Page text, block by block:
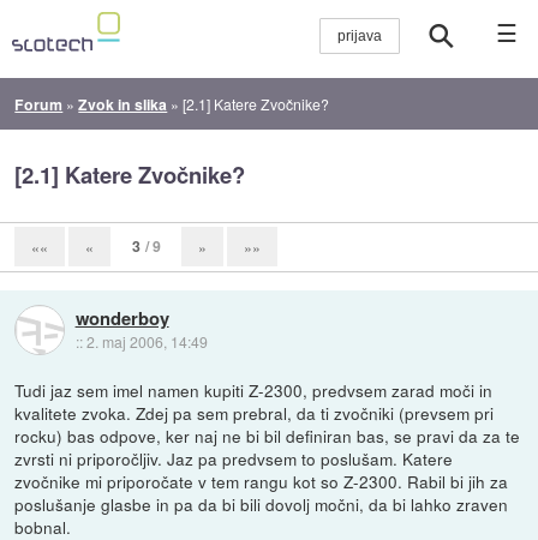
☰
Forum »Zvok in slika »[2.1] Katere Zvočnike?
[2.1] Katere Zvočnike?
«« « 3 / 9 » »»
wonderboy
::2. maj 2006, 14:49
Tudi jaz sem imel namen kupiti Z-2300, predvsem zarad moči in
kvalitete zvoka. Zdej pa sem prebral, da ti zvočniki (prevsem pri
rocku) bas odpove, ker naj ne bi bil definiran bas, se pravi da za te
zvrsti ni priporočljiv. Jaz pa predvsem to poslušam. Katere
zvočnike mi priporočate v tem rangu kot so Z-2300. Rabil bi jih za
poslušanje glasbe in pa da bi bili dovolj močni, da bi lahko zraven
bobnal.